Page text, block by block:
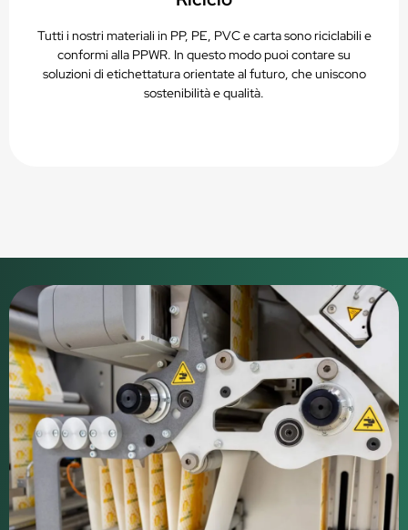
Tutti i nostri materiali in PP, PE, PVC e carta sono riciclabili e
conformi alla PPWR. In questo modo puoi contare su
soluzioni di etichettatura orientate al futuro, che uniscono
sostenibilità e qualità.